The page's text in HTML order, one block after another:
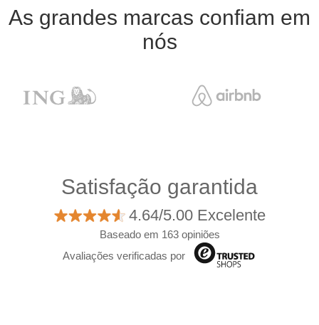
As grandes marcas confiam em
nós
Satisfação garantida
4.64/5.00 Excelente
Baseado em 163 opiniões
Avaliações verificadas por